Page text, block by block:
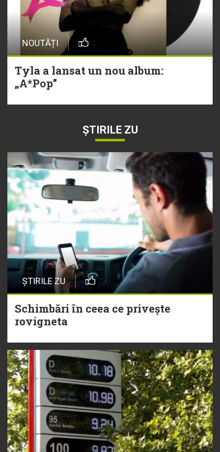
NOUTĂȚI
Tyla a lansat un nou album:
„A*Pop”
ȘTIRILE ZU
ȘTIRILE ZU
Schimbări în ceea ce privește
rovigneta